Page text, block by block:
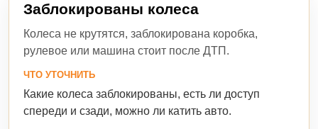
Заблокированы колеса
Колеса не крутятся, заблокирована коробка,
рулевое или машина стоит после ДТП.
ЧТО УТОЧНИТЬ
Какие колеса заблокированы, есть ли доступ
спереди и сзади, можно ли катить авто.